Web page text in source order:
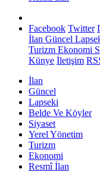
Facebook Twitter
İlan Güncel
Turizm Ekonomi
Künye İletişim
İlan
Güncel
Lapseki
Belde Ve Köyler
Siyaset
Yerel Yönetim
Turizm
Ekonomi
Resmî İlan